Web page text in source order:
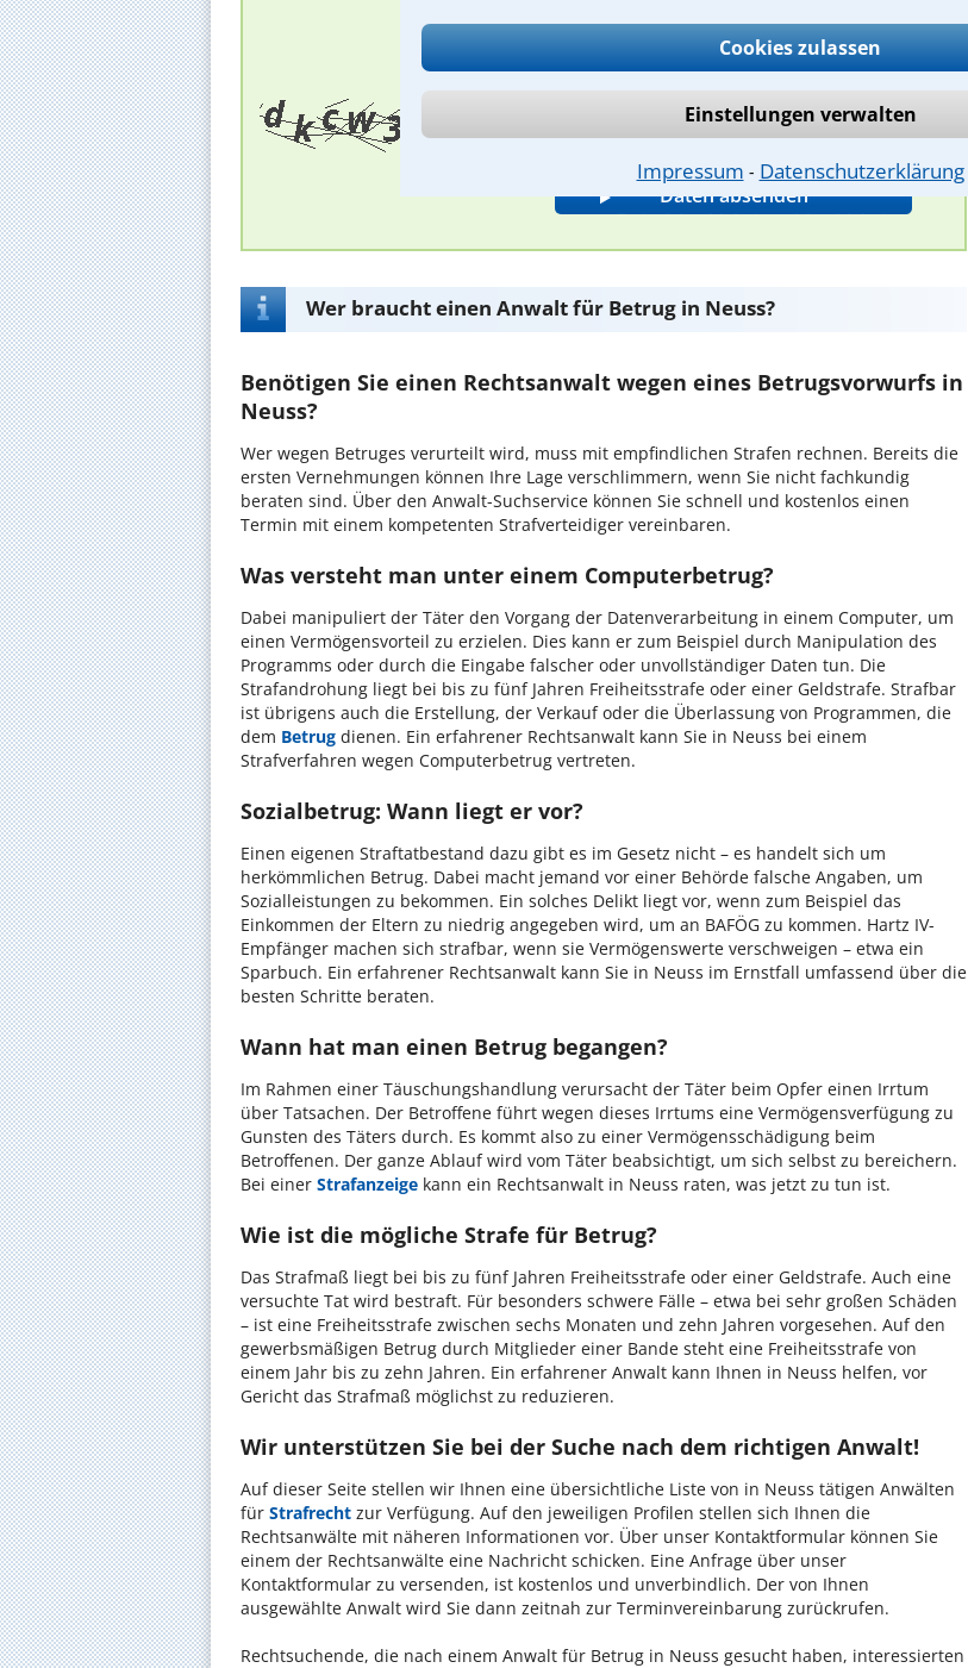
Cookies zulassen
Einstellungen verwalten
Impressum ⁃ Datenschutzerklärung
Bitte Sicherheitscode eingeben.
Wer braucht einen Anwalt für Betrug in Neuss?
Benötigen Sie einen Rechtsanwalt wegen eines Betrugsvorwurfs in
Neuss?
Wer wegen Betruges verurteilt wird, muss mit empfindlichen Strafen rechnen. Bereits die
ersten Vernehmungen können Ihre Lage verschlimmern, wenn Sie nicht fachkundig
beraten sind. Über den Anwalt-Suchservice können Sie schnell und kostenlos einen
Termin mit einem kompetenten Strafverteidiger vereinbaren.
Was versteht man unter einem Computerbetrug?
Dabei manipuliert der Täter den Vorgang der Datenverarbeitung in einem Computer, um
einen Vermögensvorteil zu erzielen. Dies kann er zum Beispiel durch Manipulation des
Programms oder durch die Eingabe falscher oder unvollständiger Daten tun. Die
Strafandrohung liegt bei bis zu fünf Jahren Freiheitsstrafe oder einer Geldstrafe. Strafbar
ist übrigens auch die Erstellung, der Verkauf oder die Überlassung von Programmen, die
dem Betrug dienen. Ein erfahrener Rechtsanwalt kann Sie in Neuss bei einem
Strafverfahren wegen Computerbetrug vertreten.
Sozialbetrug: Wann liegt er vor?
Einen eigenen Straftatbestand dazu gibt es im Gesetz nicht – es handelt sich um
herkömmlichen Betrug. Dabei macht jemand vor einer Behörde falsche Angaben, um
Sozialleistungen zu bekommen. Ein solches Delikt liegt vor, wenn zum Beispiel das
Einkommen der Eltern zu niedrig angegeben wird, um an BAFÖG zu kommen. Hartz IV-
Empfänger machen sich strafbar, wenn sie Vermögenswerte verschweigen – etwa ein
Sparbuch. Ein erfahrener Rechtsanwalt kann Sie in Neuss im Ernstfall umfassend über die
besten Schritte beraten.
Wann hat man einen Betrug begangen?
Im Rahmen einer Täuschungshandlung verursacht der Täter beim Opfer einen Irrtum
über Tatsachen. Der Betroffene führt wegen dieses Irrtums eine Vermögensverfügung zu
Gunsten des Täters durch. Es kommt also zu einer Vermögensschädigung beim
Betroffenen. Der ganze Ablauf wird vom Täter beabsichtigt, um sich selbst zu bereichern.
Bei einer Strafanzeige kann ein Rechtsanwalt in Neuss raten, was jetzt zu tun ist.
Wie ist die mögliche Strafe für Betrug?
Das Strafmaß liegt bei bis zu fünf Jahren Freiheitsstrafe oder einer Geldstrafe. Auch eine
versuchte Tat wird bestraft. Für besonders schwere Fälle – etwa bei sehr großen Schäden
– ist eine Freiheitsstrafe zwischen sechs Monaten und zehn Jahren vorgesehen. Auf den
gewerbsmäßigen Betrug durch Mitglieder einer Bande steht eine Freiheitsstrafe von
einem Jahr bis zu zehn Jahren. Ein erfahrener Anwalt kann Ihnen in Neuss helfen, vor
Gericht das Strafmaß möglichst zu reduzieren.
Wir unterstützen Sie bei der Suche nach dem richtigen Anwalt!
Auf dieser Seite stellen wir Ihnen eine übersichtliche Liste von in Neuss tätigen Anwälten
für Strafrecht zur Verfügung. Auf den jeweiligen Profilen stellen sich Ihnen die
Rechtsanwälte mit näheren Informationen vor. Über unser Kontaktformular können Sie
einem der Rechtsanwälte eine Nachricht schicken. Eine Anfrage über unser
Kontaktformular zu versenden, ist kostenlos und unverbindlich. Der von Ihnen
ausgewählte Anwalt wird Sie dann zeitnah zur Terminvereinbarung zurückrufen.
Rechtsuchende, die nach einem Anwalt für Betrug in Neuss gesucht haben, interessierten